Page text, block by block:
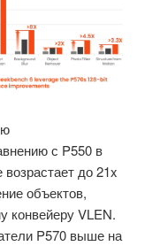
с P550 в
до 21x
объектов,
конвейеру VLEN.
P570 выше на